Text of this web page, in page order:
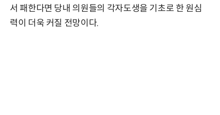
서 패한다면 당내 의원들의 각자도생을 기초로 한 원심
력이 더욱 커질 전망이다.